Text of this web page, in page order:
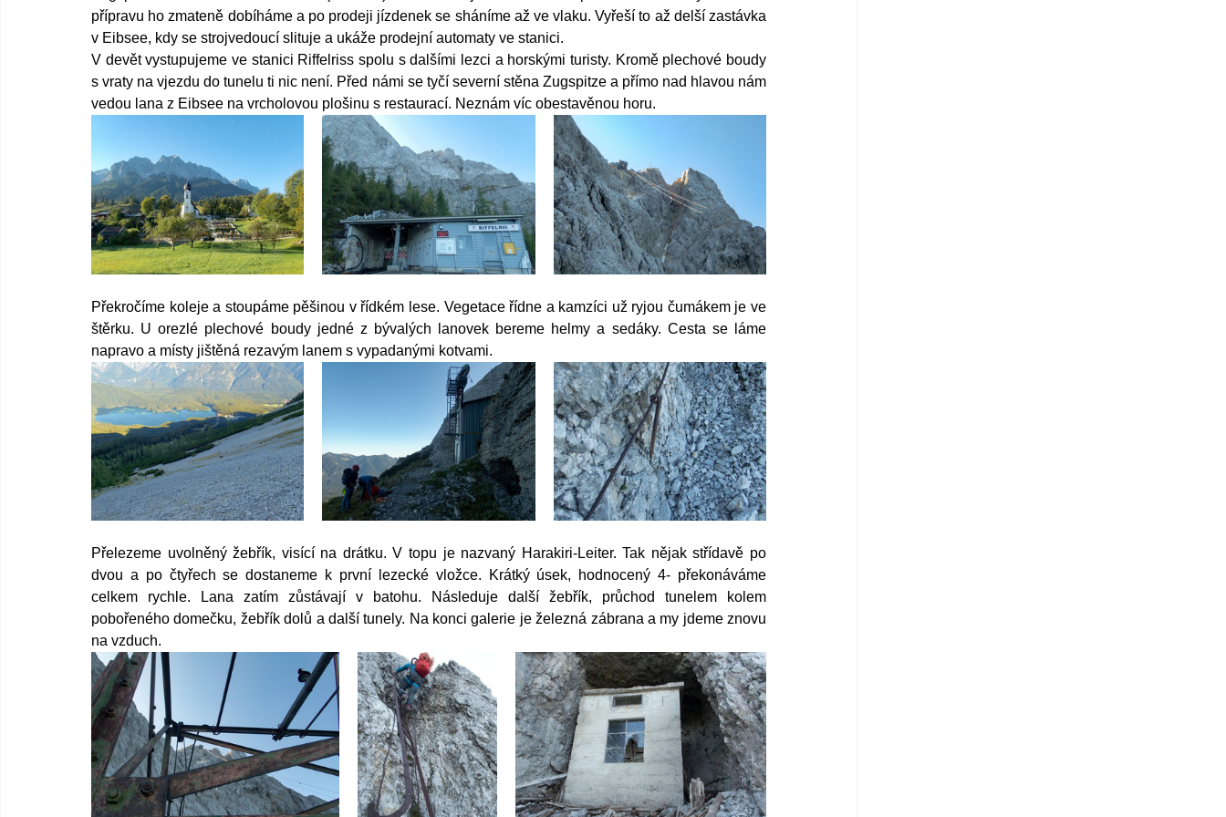
přípravu ho zmateně dobíháme a po prodeji jízdenek se sháníme až ve vlaku. Vyřeší to až delší zastávka
v Eibsee, kdy se strojvedoucí slituje a ukáže prodejní automaty ve stanici.
V devět vystupujeme ve stanici Riffelriss spolu s dalšími lezci a horskými turisty. Kromě plechové boudy
s vraty na vjezdu do tunelu ti nic není. Před námi se tyčí severní stěna Zugspitze a přímo nad hlavou nám
vedou lana z Eibsee na vrcholovou plošinu s restaurací. Neznám víc obestavěnou horu.
Překročíme koleje a stoupáme pěšinou v řídkém lese. Vegetace řídne a kamzíci už ryjou čumákem je ve
štěrku. U orezlé plechové boudy jedné z bývalých lanovek bereme helmy a sedáky. Cesta se láme
napravo a místy jištěná rezavým lanem s vypadanými kotvami.
Přelezeme uvolněný žebřík, visící na drátku. V topu je nazvaný Harakiri-Leiter. Tak nějak střídavě po
dvou a po čtyřech se dostaneme k první lezecké vložce. Krátký úsek, hodnocený 4- překonáváme
celkem rychle. Lana zatím zůstávají v batohu. Následuje další žebřík, průchod tunelem kolem
pobořeného domečku, žebřík dolů a další tunely. Na konci galerie je železná zábrana a my jdeme znovu
na vzduch.